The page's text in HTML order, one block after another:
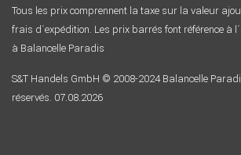
Tous les prix comprennent la taxe sur la valeur
frais d´expédition. Les prix barrés font référence à
à Balancelle Paradis
S&T Handels GmbH © 2008-2024 Balancelle
réservés. 07.08.2026